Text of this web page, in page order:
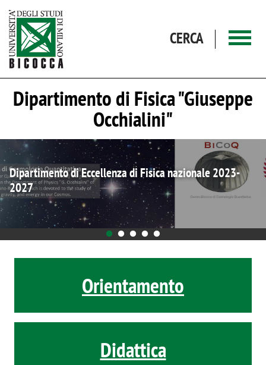
CERCA
Dipartimento di Fisica "Giuseppe
Occhialini"
Tutorato di accompagnamento
Orientamento
Didattica